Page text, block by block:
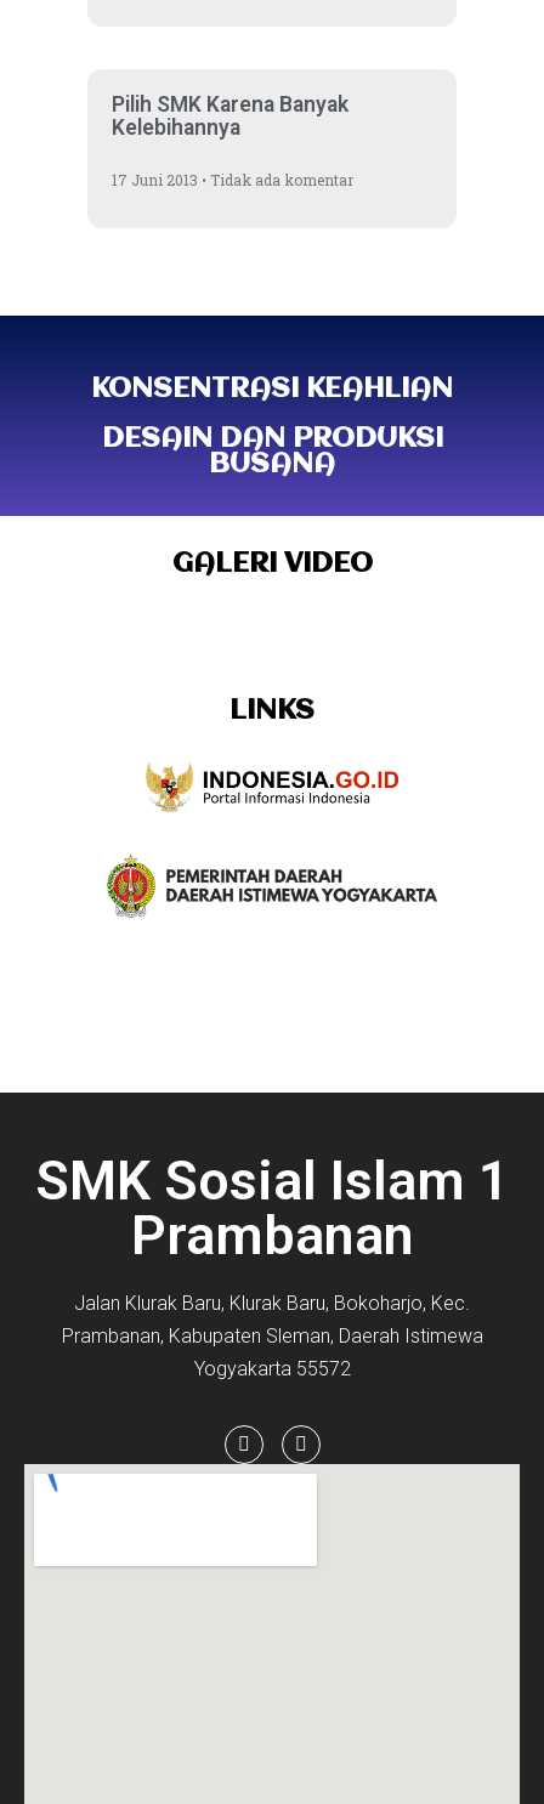
Pilih SMK Karena Banyak
Kelebihannya
17 Juni 2013 Tidak ada komentar
KONSENTRASI KEAHLIAN
DESAIN DAN PRODUKSI
BUSANA
GALERI VIDEO
LINKS
SMK Sosial Islam 1
Prambanan
Jalan Klurak Baru, Klurak Baru, Bokoharjo, Kec.
Prambanan, Kabupaten Sleman, Daerah Istimewa
Yogyakarta 55572